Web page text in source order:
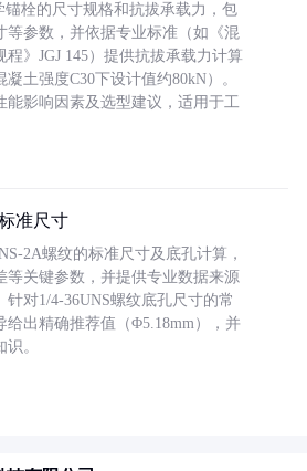
锚栓的尺寸规格和抗拔承载力，包
等参数，并依据专业标准（如《混
》JGJ 145）提供抗拔承载力计算
土强度C30下设计值约80kN）。
能影响因素及选型建议，适用于工
准尺寸
2A螺纹的标准尺寸及底孔计算，
等关键参数，并提供专业数据来源
针对1/4-36UNS螺纹底孔尺寸的常
给出精确推荐值（Φ5.18mm），并
。